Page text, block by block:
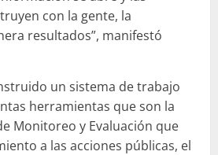
con la gente, la
resultados”, manifestó
un sistema de trabajo
herramientas que son la
Monitoreo y Evaluación que
a las acciones públicas, el